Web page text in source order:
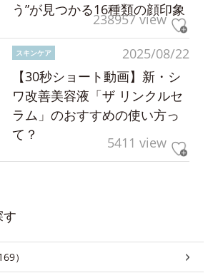
う”が見つかる16種類の顔印象
238957 view
2025/08/22
スキンケア
【30秒ショート動画】新・シ
ワ改善美容液「ザ リンクルセ
ラム」のおすすめの使い方っ
て？
5411 view
す
）